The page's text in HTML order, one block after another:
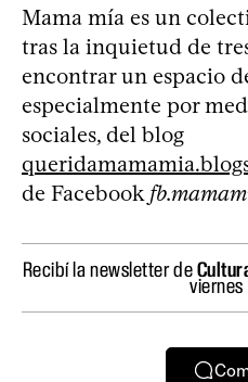
Mama mía es un
tras la inquietud de
encontrar un espacio
especialmente por
sociales, del blog
de Facebook
Recibí la newsletter de
viernes